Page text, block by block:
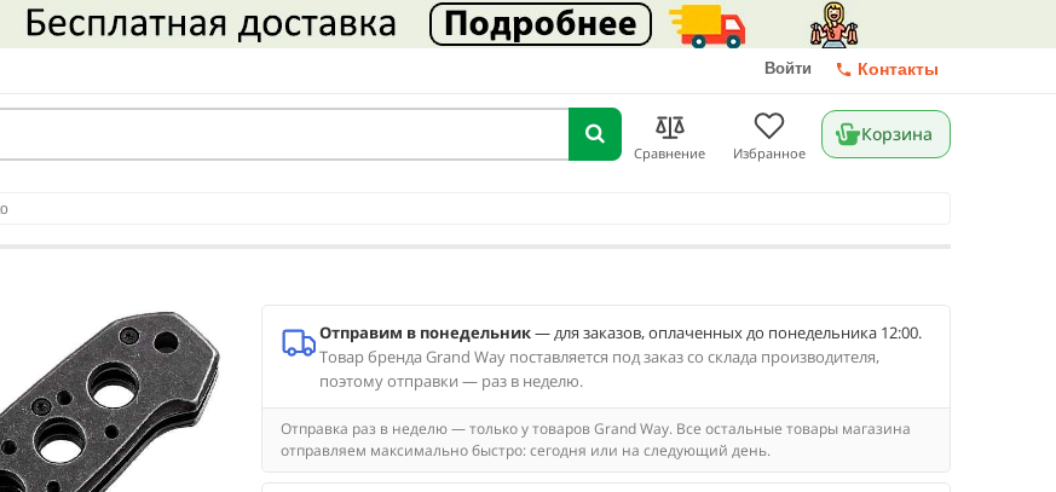
Войти Контакты
Сравнение Избранное
Корзина
Отправим в понедельник— для заказов, оплаченных до понедельника 12:00.
Товар бренда Grand Way поставляется под заказ со склада производителя,
поэтому отправки — раз в неделю.
Отправка раз в неделю — только у товаров Grand Way. Все остальные товары магазина
отправляем максимально быстро: сегодня или на следующий день.